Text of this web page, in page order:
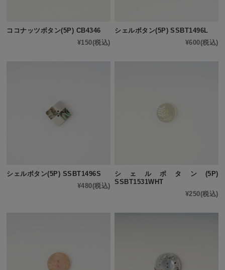
ココナッツボタン(5P) CB4346
¥150(税込)
シェルボタン(5P) SSBT1496L
¥600(税込)
シェルボタン(5P) SSBT1496S
¥480(税込)
シェルボタン(5P)
SSBT1531WHT
¥250(税込)